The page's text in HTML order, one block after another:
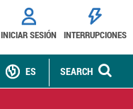
INICIAR SESIÓN INTERRUPCIONES
SEARCH
ES